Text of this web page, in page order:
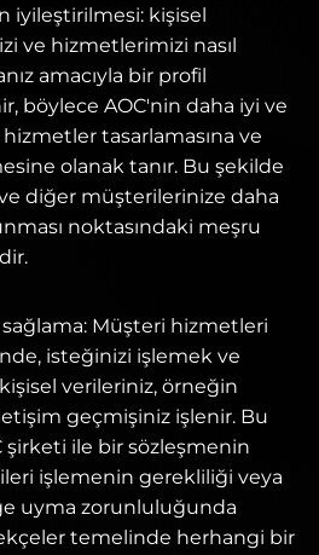
iyileştirilmesi: kişisel
ve hizmetlerimizi nasıl
amacıyla bir profil
böylece AOC'nin daha iyi ve
tasarlamasına ve
olanak tanır. Bu şekilde
diğer müşterilerinize daha
noktasındaki meşru
Müşteri hizmetleri
isteğinizi işlemek ve
verileriniz, örneğin
geçmişiniz işlenir. Bu
şirketi ile bir sözleşmenin
işlemenin gerekliliği veya
uyma zorunluluğunda
temelinde herhangi bir